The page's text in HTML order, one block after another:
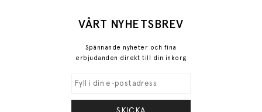
VÅRT NYHETSBREV
Spännande nyheter och fina
erbjudanden direkt till din inkorg